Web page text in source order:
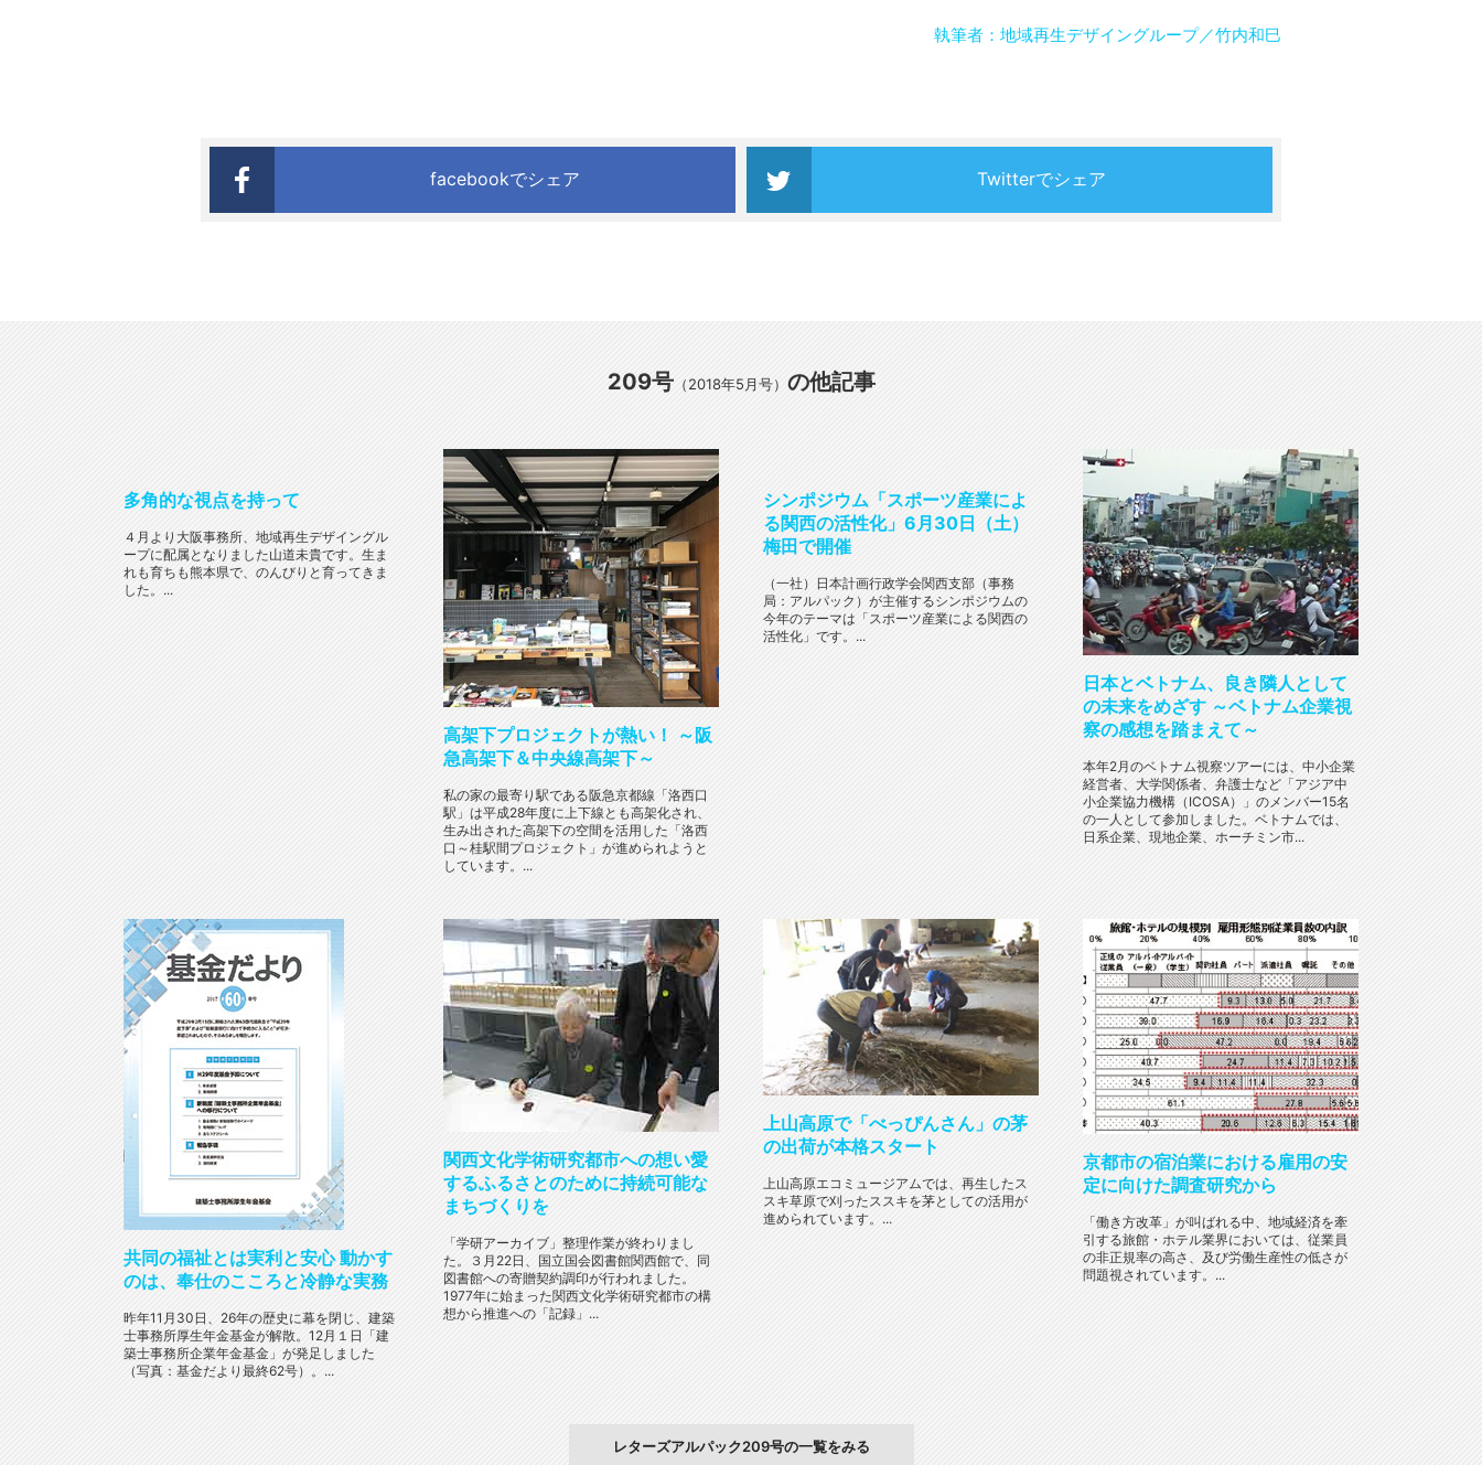
執筆者：地域再生デザイングループ／竹内和巳
facebookでシェア Twitterでシェア
209号（2018年5月号） の他記事
多角的な視点を持って
４月より大阪事務所、地域再生デザイングル
ープに配属となりました山道未貴です。生ま
れも育ちも熊本県で、のんびりと育ってきま
した。...
高架下プロジェクトが熱い！ ～阪
急高架下＆中央線高架下～
私の家の最寄り駅である阪急京都線「洛西口
駅」は平成28年度に上下線とも高架化され、
生み出された高架下の空間を活用した「洛西
口～桂駅間プロジェクト」が進められようと
しています。...
シンポジウム「スポーツ産業によ
る関西の活性化」6月30日（土）
梅田で開催
（一社）日本計画行政学会関西支部（事務
局：アルパック）が主催するシンポジウムの
今年のテーマは「スポーツ産業による関西の
活性化」です。...
日本とベトナム、良き隣人として
の未来をめざす ～ベトナム企業視
察の感想を踏まえて～
本年2月のベトナム視察ツアーには、中小企業
経営者、大学関係者、弁護士など「アジア中
小企業協力機構（ICOSA）」のメンバー15名
の一人として参加しました。ベトナムでは、
日系企業、現地企業、ホーチミン市...
共同の福祉とは実利と安心 動かす
のは、奉仕のこころと冷静な実務
昨年11月30日、26年の歴史に幕を閉じ、建築
士事務所厚生年金基金が解散。12月１日「建
築士事務所企業年金基金」が発足しました
（写真：基金だより最終62号）。...
関西文化学術研究都市への想い愛
するふるさとのために持続可能な
まちづくりを
「学研アーカイブ」整理作業が終わりまし
た。３月22日、国立国会図書館関西館で、同
図書館への寄贈契約調印が行われました。
1977年に始まった関西文化学術研究都市の構
想から推進への「記録」...
上山高原で「べっぴんさん」の茅
の出荷が本格スタート
上山高原エコミュージアムでは、再生したス
スキ草原で刈ったススキを茅としての活用が
進められています。...
京都市の宿泊業における雇用の安
定に向けた調査研究から
「働き方改革」が叫ばれる中、地域経済を牽
引する旅館・ホテル業界においては、従業員
の非正規率の高さ、及び労働生産性の低さが
問題視されています。...
レターズアルパック209号の一覧をみる